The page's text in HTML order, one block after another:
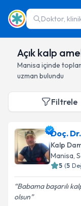
Doktor,
Açık kalp
Manisa içinde
uzman bulundu
Filtrele
Doç.
Kalp
Manisa,
5 (5
Babama başarılı
olsun